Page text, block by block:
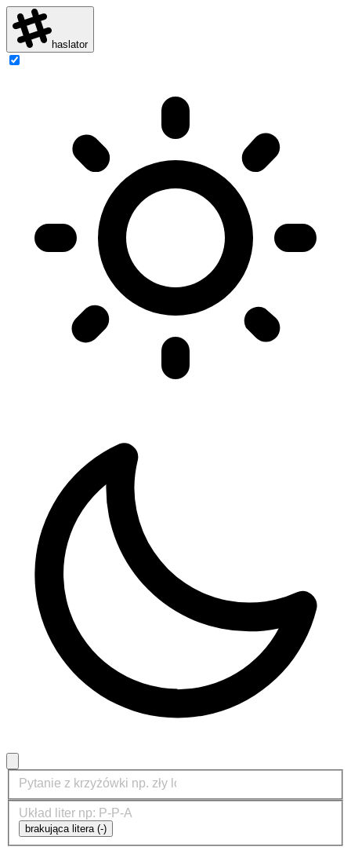
haslator
brakująca litera (-)